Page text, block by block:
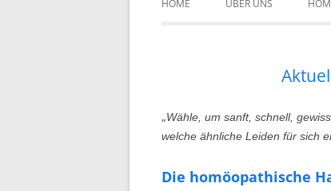
HOME ÜBER UNS
SCHWERPUNKTE
„Wähle, um sanft, schnell,
welche ähnliche Leiden für sich
Die homöopathische